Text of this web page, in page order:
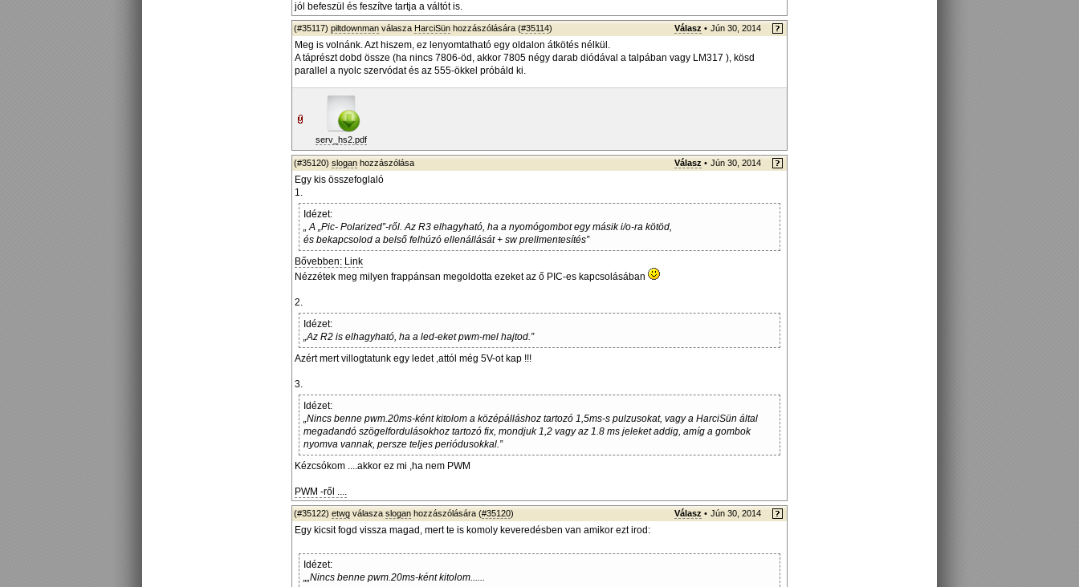
jól befeszül és feszítve tartja a váltót is.
(#35117) piltdownman válasza HarciSün hozzászólására (#35114) Válasz • Jún 30, 2014
Meg is volnánk. Azt hiszem, ez lenyomtatható egy oldalon átkötés nélkül.
A táprészt dobd össze (ha nincs 7806-öd, akkor 7805 négy darab diódával a talpában vagy LM317 ), kösd
parallel a nyolc szervódat és az 555-ökkel próbáld ki.
serv_hs2.pdf
(#35120) slogan hozzászólása Válasz • Jún 30, 2014
Egy kis összefoglaló
1.
Idézet:
„ A „Pic- Polarized”-ről. Az R3 elhagyható, ha a nyomógombot egy másik i/o-ra kötöd,
és bekapcsolod a belső felhúzó ellenállását + sw prellmentesítés”
Bővebben: Link
Nézzétek meg milyen frappánsan megoldotta ezeket az ő PIC-es kapcsolásában
2.
Idézet:
„Az R2 is elhagyható, ha a led-eket pwm-mel hajtod.”
Azért mert villogtatunk egy ledet ,attól még 5V-ot kap !!!
3.
Idézet:
„Nincs benne pwm.20ms-ként kitolom a középálláshoz tartozó 1,5ms-s pulzusokat, vagy a HarciSün által
megadandó szögelfordulásokhoz tartozó fix, mondjuk 1,2 vagy az 1.8 ms jeleket addig, amíg a gombok
nyomva vannak, persze teljes periódusokkal.”
Kézcsókom ....akkor ez mi ,ha nem PWM
PWM -ről ....
(#35122) etwg válasza slogan hozzászólására (#35120) Válasz • Jún 30, 2014
Egy kicsit fogd vissza magad, mert te is komoly keveredésben van amikor ezt irod:
Idézet:
„„Nincs benne pwm.20ms-ként kitolom......